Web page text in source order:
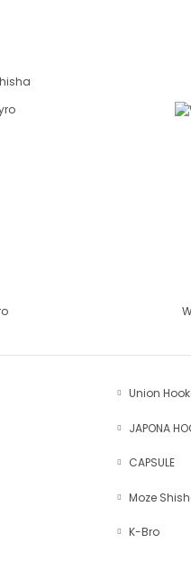
Union
JAPONA
CAPSULE
Moze
K-Bro